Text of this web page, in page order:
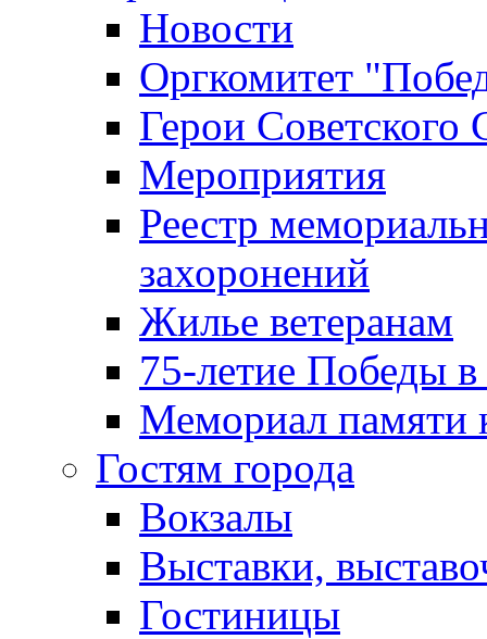
Новости
Оргкомитет
Герои Советского
Мероприятия
Реестр
захоронений
Жилье ветеранам
75-летие Победы
Мемориал памяти
Гостям города
Вокзалы
Выставки,
Гостиницы